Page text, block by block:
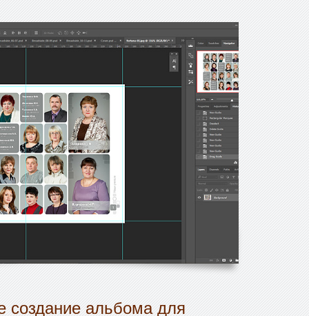
создание альбома для